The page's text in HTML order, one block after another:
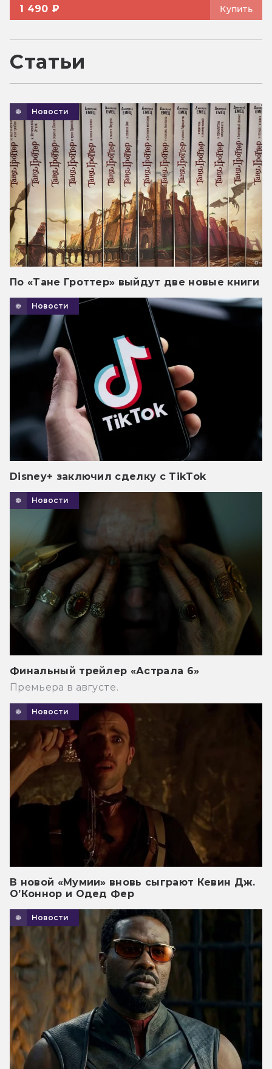
1 490 ₽ Купить
Статьи
Новости
По «Тане Гроттер» выйдут две новые книги
Новости
Disney+ заключил сделку с TikTok
Новости
Финальный трейлер «Астрала 6»
Премьера в августе.
Новости
В новой «Мумии» вновь сыграют Кевин Дж.
О’Коннор и Одед Фер
Новости